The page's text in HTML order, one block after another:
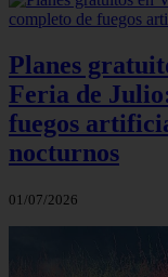
Planes
Feria de
fuegos
nocturnos
01/07/2026